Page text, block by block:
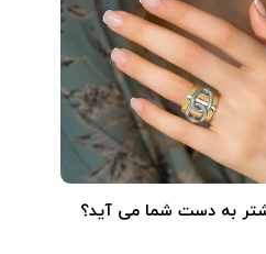
به دست شما می آید؟